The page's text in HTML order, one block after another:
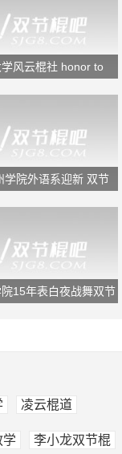
风云棍社 honor to
学院外语系迎新 双节
15年表白夜战舞双节
凌云棍道
学 李小龙双节棍